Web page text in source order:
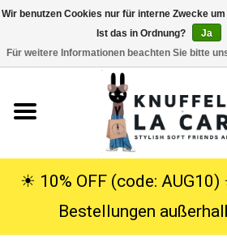
Kuscheltiere
☀︎ 10% OFF (code:
Bestellungen
Wir benutzen Cookies nur für interne Zwecke
Ist das in Ordnung?
Ja
Für weitere Informationen beachten Sie bitte